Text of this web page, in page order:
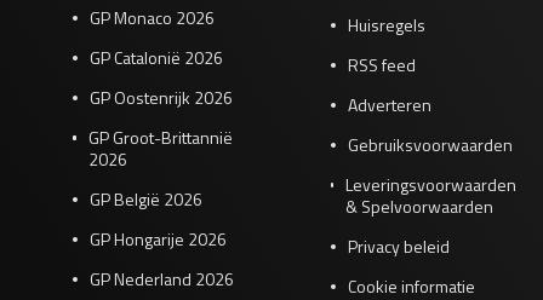
GP Monaco 2026
GP Catalonië 2026
GP Oostenrijk 2026
GP Groot-Brittannië
2026
GP België 2026
GP Hongarije 2026
GP Nederland 2026
Huisregels
RSS feed
Adverteren
Gebruiksvoorwaarden
Leveringsvoorwaarden
& Spelvoorwaarden
Privacy beleid
Cookie informatie